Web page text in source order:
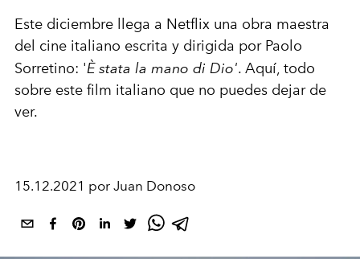
Este diciembre llega a Netflix una obra maestra
del cine italiano escrita y dirigida por Paolo
Sorretino: 'È stata la mano di Dio'. Aquí, todo
sobre este film italiano que no puedes dejar de
ver.
15.12.2021 por Juan Donoso